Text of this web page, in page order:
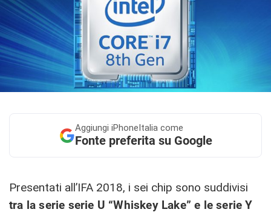
Aggiungi iPhoneItalia come
Fonte preferita su Google
Presentati all’IFA 2018, i sei chip sono suddivisi
tra la serie serie U “Whiskey Lake” e le serie Y